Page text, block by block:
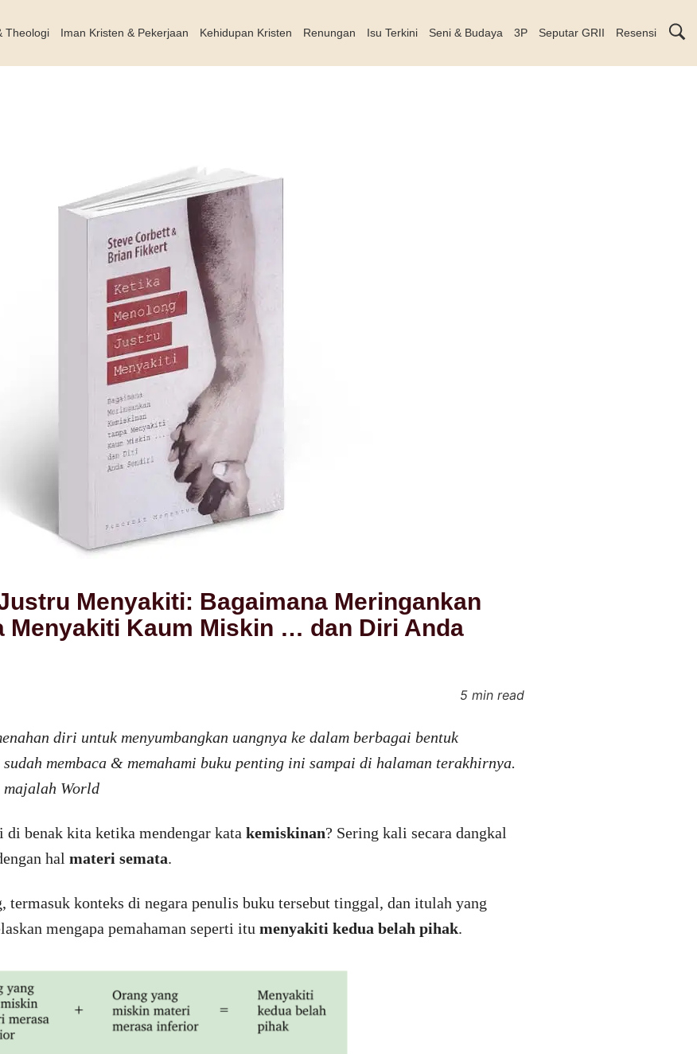
Theologi Iman Kristen & Pekerjaan Kehidupan Kristen Renungan Isu Terkini Seni & Budaya 3P Seputar GRII Resensi
Menyakiti: Bagaimana Meringankan
Menyakiti Kaum Miskin … dan Diri Anda
5 min read
diri untuk menyumbangkan uangnya ke dalam berbagai bentuk
membaca & memahami buku penting ini sampai di halaman terakhirnya.
World
benak kita ketika mendengar kata kemiskinan? Sering kali secara dangkal
hal materi semata.
termasuk konteks di negara penulis buku tersebut tinggal, dan itulah yang
mengapa pemahaman seperti itu menyakiti kedua belah pihak.